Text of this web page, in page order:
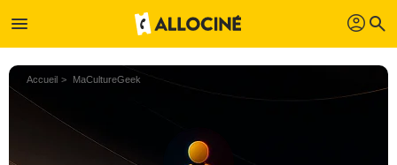
menu profil search
Accueil MaCultureGeek